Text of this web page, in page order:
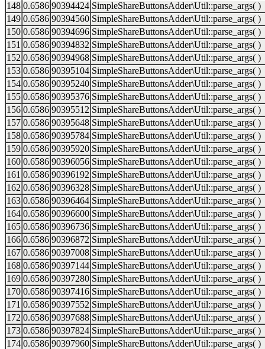
148 0.6586 90394424 SimpleShareButtonsAdder\Util::parse_args( )
149 0.6586 90394560 SimpleShareButtonsAdder\Util::parse_args( )
150 0.6586 90394696 SimpleShareButtonsAdder\Util::parse_args( )
151 0.6586 90394832 SimpleShareButtonsAdder\Util::parse_args( )
152 0.6586 90394968 SimpleShareButtonsAdder\Util::parse_args( )
153 0.6586 90395104 SimpleShareButtonsAdder\Util::parse_args( )
154 0.6586 90395240 SimpleShareButtonsAdder\Util::parse_args( )
155 0.6586 90395376 SimpleShareButtonsAdder\Util::parse_args( )
156 0.6586 90395512 SimpleShareButtonsAdder\Util::parse_args( )
157 0.6586 90395648 SimpleShareButtonsAdder\Util::parse_args( )
158 0.6586 90395784 SimpleShareButtonsAdder\Util::parse_args( )
159 0.6586 90395920 SimpleShareButtonsAdder\Util::parse_args( )
160 0.6586 90396056 SimpleShareButtonsAdder\Util::parse_args( )
161 0.6586 90396192 SimpleShareButtonsAdder\Util::parse_args( )
162 0.6586 90396328 SimpleShareButtonsAdder\Util::parse_args( )
163 0.6586 90396464 SimpleShareButtonsAdder\Util::parse_args( )
164 0.6586 90396600 SimpleShareButtonsAdder\Util::parse_args( )
165 0.6586 90396736 SimpleShareButtonsAdder\Util::parse_args( )
166 0.6586 90396872 SimpleShareButtonsAdder\Util::parse_args( )
167 0.6586 90397008 SimpleShareButtonsAdder\Util::parse_args( )
168 0.6586 90397144 SimpleShareButtonsAdder\Util::parse_args( )
169 0.6586 90397280 SimpleShareButtonsAdder\Util::parse_args( )
170 0.6586 90397416 SimpleShareButtonsAdder\Util::parse_args( )
171 0.6586 90397552 SimpleShareButtonsAdder\Util::parse_args( )
172 0.6586 90397688 SimpleShareButtonsAdder\Util::parse_args( )
173 0.6586 90397824 SimpleShareButtonsAdder\Util::parse_args( )
174 0.6586 90397960 SimpleShareButtonsAdder\Util::parse_args( )